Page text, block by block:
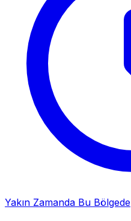
Yakın Zamanda Bu Bölgede